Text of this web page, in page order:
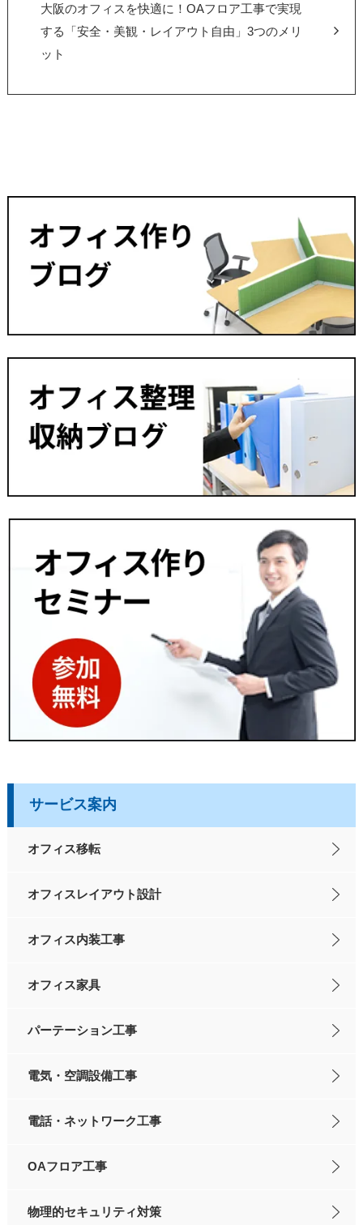
大阪のオフィスを快適に！OAフロア工事で実現
する「安全・美観・レイアウト自由」3つのメリ
ット
サービス案内
オフィス移転
オフィスレイアウト設計
オフィス内装工事
オフィス家具
パーテーション工事
電気・空調設備工事
電話・ネットワーク工事
OAフロア工事
物理的セキュリティ対策